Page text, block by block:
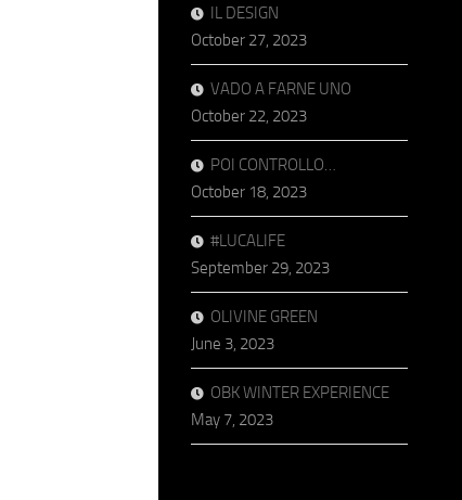
IL DESIGN
October 27, 2023
VADO A FARNE UNO
October 22, 2023
POI CONTROLLO…
October 18, 2023
#LUCALIFE
September 29, 2023
OLIVINE GREEN
June 3, 2023
OBK WINTER EXPERIENCE
May 7, 2023